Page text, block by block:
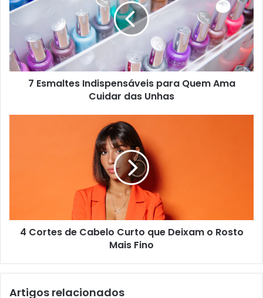
7 Esmaltes Indispensáveis para Quem Ama
Cuidar das Unhas
4 Cortes de Cabelo Curto que Deixam o Rosto
Mais Fino
Artigos relacionados